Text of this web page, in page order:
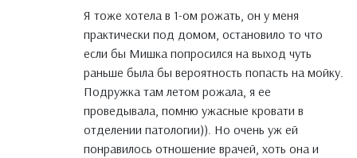
Я тоже хотела в 1-ом рожать, он у меня
практически под домом, остановило то что
если бы Мишка попросился на выход чуть
раньше была бы вероятность попасть на мойку.
Подружка там летом рожала, я ее
проведывала, помню ужасные кровати в
отделении патологии)). Но очень уж ей
понравилось отношение врачей, хоть она и